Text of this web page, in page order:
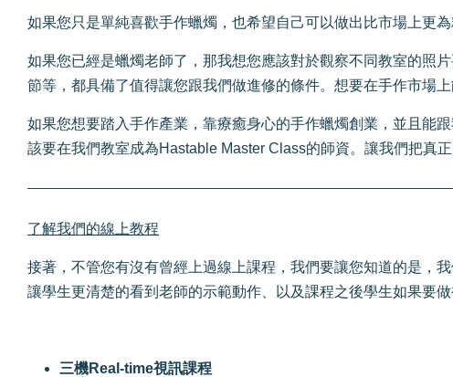
如果您只是單純喜歡手作蠟燭，也希望自己可以做出比市場上更
如果您已經是蠟燭老師了，那我想您應該對於觀察不同教室的照
節等，都具備了值得讓您跟我們做進修的條件。想要在手作市場
如果您想要踏入手作產業，靠療癒身心的手作蠟燭創業，並且能
該要在我們教室成為Hastable Master Class的師資。讓我們把真
了解我們的線上教程
接著，不管您有沒有曾經上過線上課程，我們要讓您知道的是，
讓學生更清楚的看到老師的示範動作、以及課程之後學生如果要
三機Real-time視訊課程